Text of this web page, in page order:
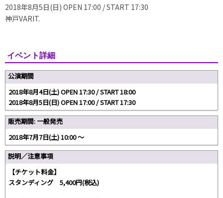
2018年8月5日(日) OPEN 17:00 / START 17:30
神戸VARIT.
イベント詳細
公演期間
2018年8月4日(土) OPEN 17:30 / START 18:00
2018年8月5日(日) OPEN 17:00 / START 17:30
販売期間: 一般発売
2018年7月7日(土) 10:00 〜
説明／注意事項
【チケット料金】
スタンディング 5,400円(税込)